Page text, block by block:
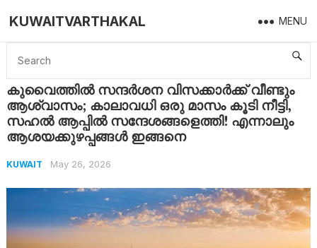
KUWAITVARTHAKAL MENU
Home Kuwait
കുവൈത്തിൽ സന്ദർശന വിസക്കാർക്ക് വീണ്ടും
ആശ്വാസം; കാലാവധി ഒരു മാസം കൂടി നീട്ടി,
സഹൽ ആപ്പിൽ സന്ദേശങ്ങളെത്തി! എന്നാലും
ആശയക്കുഴപ്പങ്ങൾ ഇങ്ങനെ
KUWAIT May 26, 2026